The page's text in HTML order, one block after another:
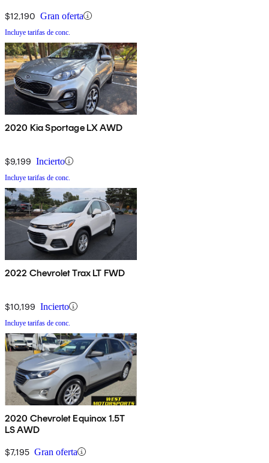
$12,190 Gran oferta
Incluye tarifas de conc.
2020 Kia Sportage LX AWD
$9,199 Incierto
Incluye tarifas de conc.
2022 Chevrolet Trax LT FWD
$10,199 Incierto
Incluye tarifas de conc.
2020 Chevrolet Equinox 1.5T
LS AWD
$7,195 Gran oferta